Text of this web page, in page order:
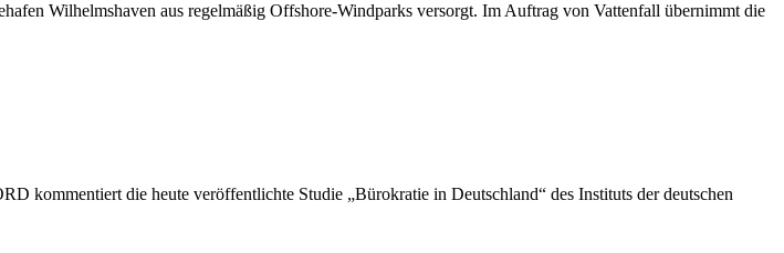
Wilhelmshaven aus regelmäßig Offshore-Windparks versorgt. Im Auftrag von Vattenfall übernimmt die
die heute veröffentlichte Studie „Bürokratie in Deutschland“ des Instituts der deutschen